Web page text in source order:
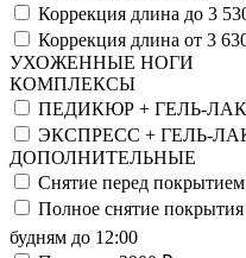
Коррекция длина до 3
Коррекция длина от 3
УХОЖЕННЫЕ НОГИ
КОМПЛЕКСЫ
ПЕДИКЮР + ГЕЛЬ-ЛАК
ЭКСПРЕСС + ГЕЛЬ-
ДОПОЛНИТЕЛЬНЫЕ
Снятие перед покрытием
Полное снятие покрытия
будням до 12:00